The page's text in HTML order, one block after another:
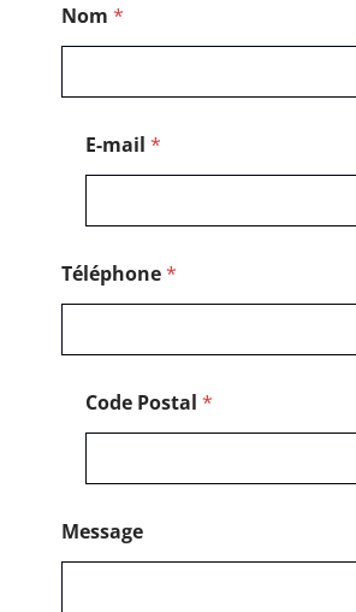
o
m
Nom *
E-mail *
Téléphone*
Code Postal *
Message